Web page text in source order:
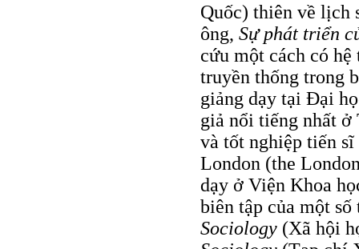
Quốc) thiên về lịch
ông, Sự phát triển
cứu một cách có
truyền thống trong
giảng dạy tại Ðại
giả nổi tiếng nhất ở
và tốt nghiệp tiến
London (the
dạy ở Viện Khoa
biên tập của một
Sociology (Xã hội